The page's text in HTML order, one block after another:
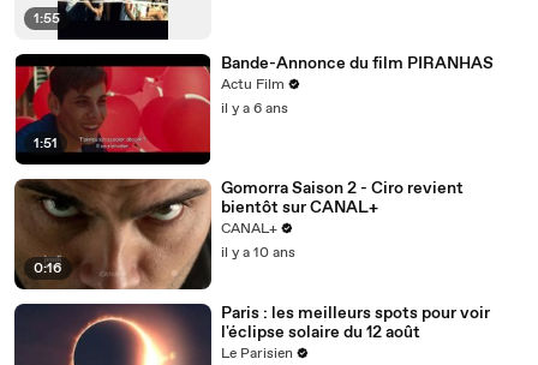
1:55
1:51
Bande-Annonce du film PIRANHAS
Actu Film
il y a 6 ans
0:16
Gomorra Saison 2 - Ciro revient
bientôt sur CANAL+
CANAL+
il y a 10 ans
Paris : les meilleurs spots pour voir
l'éclipse solaire du 12 août
Le Parisien